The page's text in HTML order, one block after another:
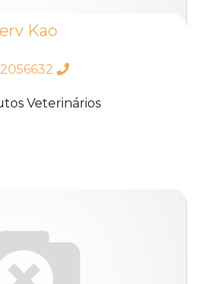
Kao
Veterinários